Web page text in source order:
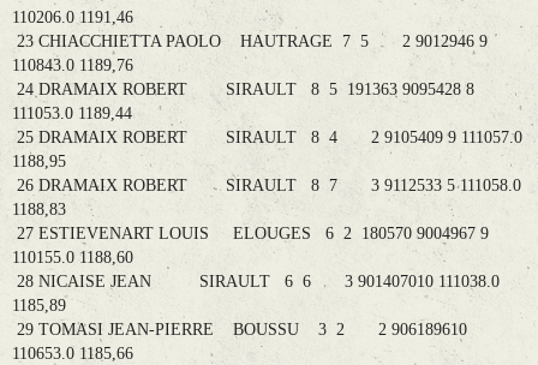
110206.0 1191,46
23 CHIACCHIETTA PAOLO HAUTRAGE 7 5 2 9012946 9
110843.0 1189,76
24 DRAMAIX ROBERT SIRAULT 8 5 191363 9095428 8
111053.0 1189,44
25 DRAMAIX ROBERT SIRAULT 8 4 2 9105409 9 111057.0
1188,95
26 DRAMAIX ROBERT SIRAULT 8 7 3 9112533 5 111058.0
1188,83
27 ESTIEVENART LOUIS ELOUGES 6 2 180570 9004967 9
110155.0 1188,60
28 NICAISE JEAN SIRAULT 6 6 3 901407010 111038.0
1185,89
29 TOMASI JEAN-PIERRE BOUSSU 3 2 2 906189610
110653.0 1185,66